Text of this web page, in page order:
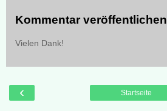
Kommentar veröffentlichen
Vielen Dank!
‹ Startseite